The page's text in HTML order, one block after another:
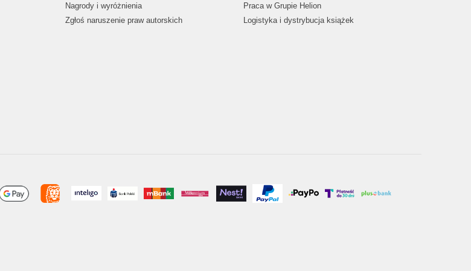
Nagrody i wyróżnienia
Zgłoś naruszenie praw autorskich
Praca w Grupie Helion
Logistyka i dystrybucja książek